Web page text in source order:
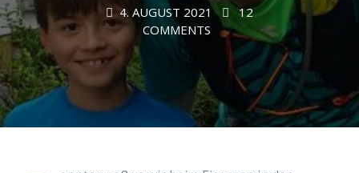
4. AUGUST 2021
12
COMMENTS